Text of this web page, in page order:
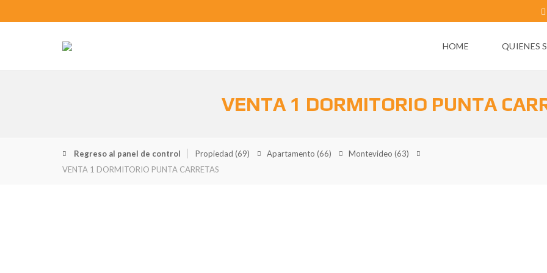
HOME QUIENES
VENTA 1 DORMITORIO PUNTA
Regreso al panel de control Propiedad (69) Apartamento (66) Montevideo (63)
VENTA 1 DORMITORIO PUNTA CARRETAS